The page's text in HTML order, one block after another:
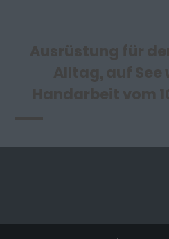
Ausrüstung für
Alltag, auf See
Handarbeit vom